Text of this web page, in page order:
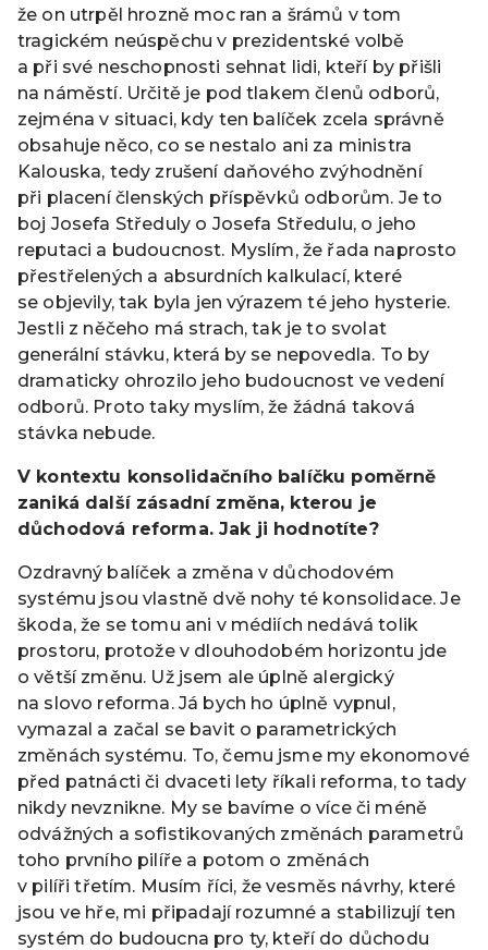
že on utrpěl hrozně moc ran a šrámů v tom
tragickém neúspěchu v prezidentské volbě
a při své neschopnosti sehnat lidi, kteří by přišli
na náměstí. Určitě je pod tlakem členů odborů,
zejména v situaci, kdy ten balíček zcela správně
obsahuje něco, co se nestalo ani za ministra
Kalouska, tedy zrušení daňového zvýhodnění
při placení členských příspěvků odborům. Je to
boj Josefa Středuly o Josefa Středulu, o jeho
reputaci a budoucnost. Myslím, že řada naprosto
přestřelených a absurdních kalkulací, které
se objevily, tak byla jen výrazem té jeho hysterie.
Jestli z něčeho má strach, tak je to svolat
generální stávku, která by se nepovedla. To by
dramaticky ohrozilo jeho budoucnost ve vedení
odborů. Proto taky myslím, že žádná taková
stávka nebude.
V kontextu konsolidačního balíčku poměrně
zaniká další zásadní změna, kterou je
důchodová reforma. Jak ji hodnotíte?
Ozdravný balíček a změna v důchodovém
systému jsou vlastně dvě nohy té konsolidace. Je
škoda, že se tomu ani v médiích nedává tolik
prostoru, protože v dlouhodobém horizontu jde
o větší změnu. Už jsem ale úplně alergický
na slovo reforma. Já bych ho úplně vypnul,
vymazal a začal se bavit o parametrických
změnách systému. To, čemu jsme my ekonomové
před patnácti či dvaceti lety říkali reforma, to tady
nikdy nevznikne. My se bavíme o více či méně
odvážných a sofistikovaných změnách parametrů
toho prvního pilíře a potom o změnách
v pilíři třetím. Musím říci, že vesměs návrhy, které
jsou ve hře, mi připadají rozumné a stabilizují ten
systém do budoucna pro ty, kteří do důchodu